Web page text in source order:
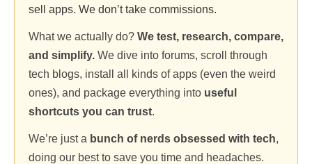
sell apps. We don’t take commissions.
What we actually do? We test, research, compare,
and simplify. We dive into forums, scroll through
tech blogs, install all kinds of apps (even the weird
ones), and package everything into useful
shortcuts you can trust.
We’re just a bunch of nerds obsessed with tech,
doing our best to save you time and headaches.